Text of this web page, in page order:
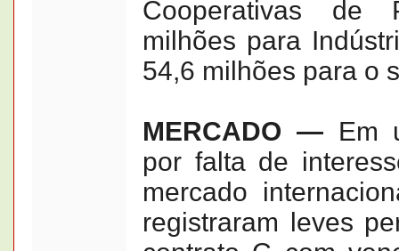
Cooperativas de
milhões para
54,6 milhões para o
MERCADO — Em
por falta de
mercado
registraram leves